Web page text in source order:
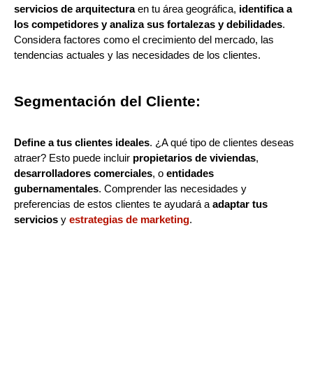
servicios de arquitecturaen tu área geográfica, identifica a
los competidores y analiza sus fortalezas y debilidades.
Considera factores como el crecimiento del mercado, las
tendencias actuales y las necesidades de los clientes.
Segmentación del Cliente:
Define a tus clientes ideales. ¿A qué tipo de clientes deseas
atraer? Esto puede incluir propietarios de viviendas,
desarrolladores comerciales, o entidades
gubernamentales. Comprender las necesidades y
preferencias de estos clientes te ayudará a adaptar tus
servicios y estrategias de marketing.